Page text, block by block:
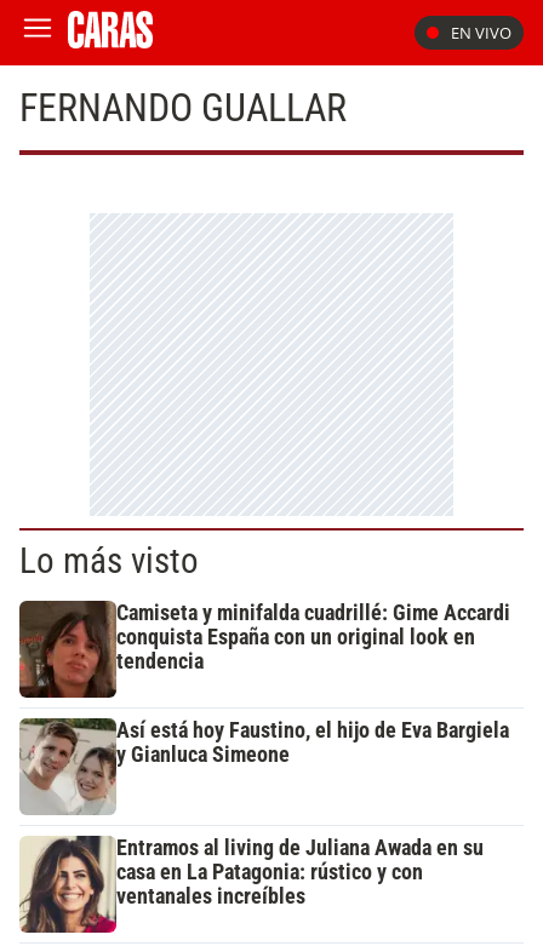
EN VIVO
FERNANDO GUALLAR
Lo más visto
Camiseta y minifalda cuadrillé: Gime Accardi
conquista España con un original look en
tendencia
Así está hoy Faustino, el hijo de Eva Bargiela
y Gianluca Simeone
Entramos al living de Juliana Awada en su
casa en La Patagonia: rústico y con
ventanales increíbles